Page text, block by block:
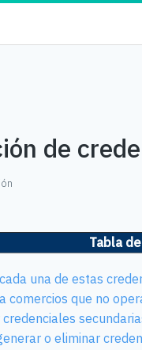
de
Tabla
una de estas
comercios que no
o eliminar